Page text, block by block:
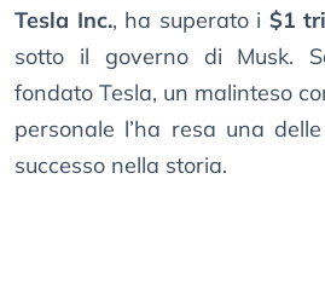
Tesla Inc., ha superato i $1
sotto il governo di Musk.
fondato Tesla, un malinteso
personale l’ha resa una
successo nella storia.